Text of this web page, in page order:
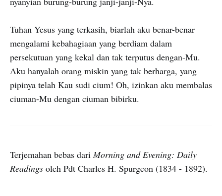
Tuhan Yesus yang terkasih, biarlah aku benar-benar
mengalami kebahagiaan yang berdiam dalam
persekutuan yang kekal dan tak terputus dengan-Mu.
Aku hanyalah orang miskin yang tak berharga, yang
pipinya telah Kau sudi cium! Oh, izinkan aku membalas
ciuman-Mu dengan ciuman bibirku.
Terjemahan bebas dariMorning and Evening: Daily
Readings oleh Pdt Charles H. Spurgeon (1834 - 1892).